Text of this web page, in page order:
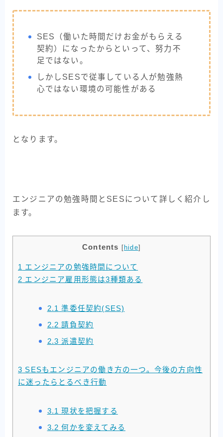
SES（働いた時間だけお金がもらえる
契約）になったからといって、努力不
足ではない。
しかしSESで従事している人が勉強熱
心ではない環境の可能性がある
となります。
エンジニアの勉強時間とSESについて詳しく紹介し
ます。
Contents [ hide]
1 エンジニアの勉強時間について
2 エンジニア雇用形態は3種類ある
2.1 準委任契約(SES)
2.2 請負契約
2.3 派遣契約
3 SESもエンジニアの働き方の一つ。今後の方向性
に迷ったらとるべき行動
3.1 現状を把握する
3.2 何かを変えてみる